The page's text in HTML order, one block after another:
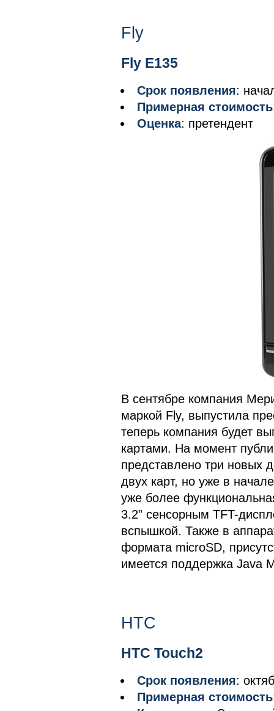
Fly
Fly E135
Срок появления:
Примерная стоимость
Оценка: претендент
В сентябре компания
маркой Fly, выпустила
теперь компания будет
картами. На момент
представлено три новых
двух карт, но уже в
уже более
3.2” сенсорным TFT-
вспышкой. Также в
формата microSD,
имеется поддержка Java
HTC
HTC Touch2
Срок появления:
Примерная стоимость